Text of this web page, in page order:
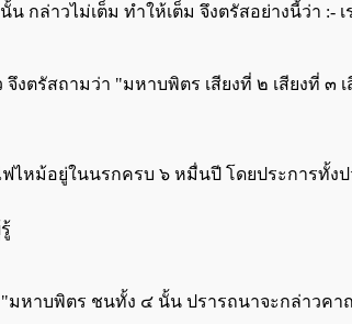
กล่าวไม่เต็ม ทำให้เต็ม จึงตรัสอย่างนี้ว่า
รัสถามว่า "มหาบพิตร เสียงที่ ๒ เสียงที่ ๓
ฟไหม้อยู่ในนรกครบ ๖ หมื่นปี โดยประการ
หาบพิตร ชนทั้ง ๔ นั้น ปรารถนาจะกล่าวค